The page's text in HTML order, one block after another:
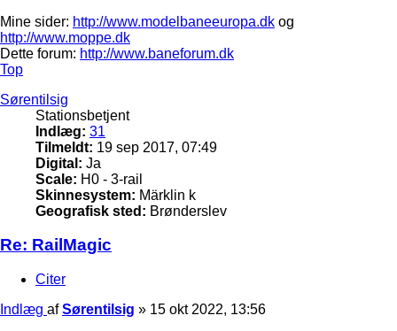
Mine sider: http://www.modelbaneeuropa.dk og
http://www.moppe.dk
Dette forum: http://www.baneforum.dk
Top
Sørentilsig
Stationsbetjent
Indlæg: 31
Tilmeldt: 19 sep 2017, 07:49
Digital: Ja
Scale: H0 - 3-rail
Skinnesystem: Märklin k
Geografisk sted: Brønderslev
Re: RailMagic
Citer
Indlæg afSørentilsig » 15 okt 2022, 13:56